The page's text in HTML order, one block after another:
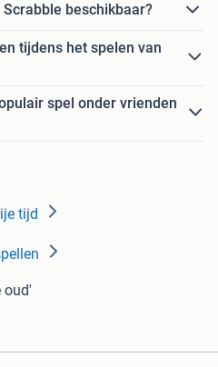
beschikbaar?
tijdens het spelen van
spel onder vrienden
tijd
oud'